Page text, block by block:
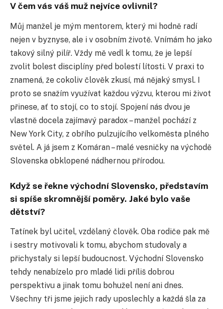
V čem vás váš muž nejvíce ovlivnil?
Můj manžel je mým mentorem, který mi hodně radí
nejen v byznyse, ale i v osobním životě. Vnímám ho jako
takový silný pilíř. Vždy mě vedl k tomu, že je lepší
zvolit bolest disciplíny před bolestí lítosti. V praxi to
znamená, že cokoliv člověk zkusí, má nějaký smysl. I
proto se snažím využívat každou výzvu, kterou mi život
přinese, ať to stojí, co to stojí. Spojení nás dvou je
vlastně docela zajímavý paradox – manžel pochází z
New York City, z obřího pulzujícího velkoměsta plného
světel. A já jsem z Komáran – malé vesničky na východě
Slovenska obklopené nádhernou přírodou.
Když se řekne východní Slovensko, představím
si spíše skromnější poměry. Jaké bylo vaše
dětství?
Tatínek byl učitel, vzdělaný člověk. Oba rodiče pak mě
i sestry motivovali k tomu, abychom studovaly a
přichystaly si lepší budoucnost. Východní Slovensko
tehdy nenabízelo pro mladé lidi příliš dobrou
perspektivu a jinak tomu bohužel není ani dnes.
Všechny tři jsme jejich rady uposlechly a každá šla za